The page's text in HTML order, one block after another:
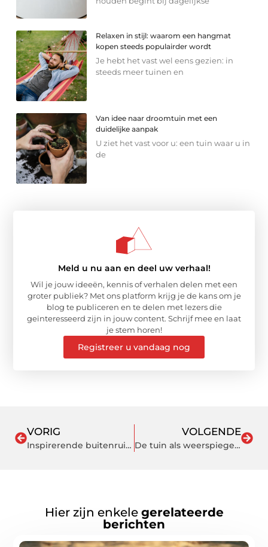
Relaxen in stijl: waarom een hangmat
kopen steeds populairder wordt
Je hebt het vast wel eens gezien: in
steeds meer tuinen en
Van idee naar droomtuin met een
duidelijke aanpak
U ziet het vast voor u: een tuin waar u in
de
Meld u nu aan en deel uw verhaal!
Wil je jouw ideeën, kennis of verhalen delen met een
groter publiek? Met ons platform krijg je de kans om je
blog te publiceren en te delen met lezers die
geïnteresseerd zijn in jouw content. Schrijf mee en laat
je stem horen!
Registreer u vandaag nog
VORIG
Inspirerende buitenruimtes voor uw huis
VOLGENDE
De tuin als weerspiegeling van jouw stijl
Hier zijn enkele gerelateerde
berichten